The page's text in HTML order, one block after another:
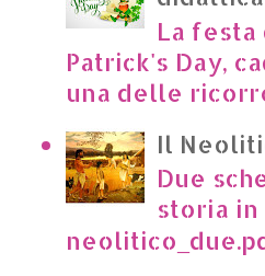
La festa
Patrick's Day,
una delle
Il
Due
storia in